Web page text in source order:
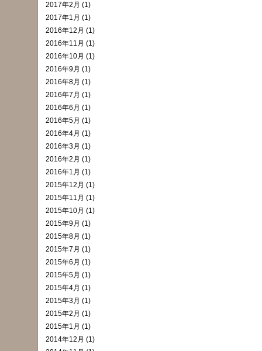
2017年2月 (1)
2017年1月 (1)
2016年12月 (1)
2016年11月 (1)
2016年10月 (1)
2016年9月 (1)
2016年8月 (1)
2016年7月 (1)
2016年6月 (1)
2016年5月 (1)
2016年4月 (1)
2016年3月 (1)
2016年2月 (1)
2016年1月 (1)
2015年12月 (1)
2015年11月 (1)
2015年10月 (1)
2015年9月 (1)
2015年8月 (1)
2015年7月 (1)
2015年6月 (1)
2015年5月 (1)
2015年4月 (1)
2015年3月 (1)
2015年2月 (1)
2015年1月 (1)
2014年12月 (1)